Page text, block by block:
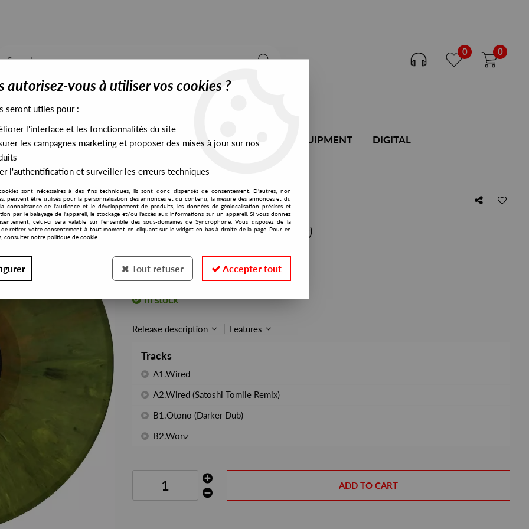
0 0
STOCK EXCLUSIVES PRESALES EXCLUSIVES DJ EQUIPMENT DIGITAL
Tomiie Remix)
Syncrophone
DJ Honesty
Wired EP (Incl.Satoshi Tomiie Remix)
15,90 €incl. taxes
SYNCRO70
In stock
Release description Features
Tracks
A1.Wired
A2.Wired (Satoshi Tomiie Remix)
B1.Otono (Darker Dub)
B2.Wonz
ADD TO CART
autorisez-vous à utiliser vos cookies ?
seront utiles pour :
l'interface et les fonctionnalités du site
les campagnes marketing et proposer des mises à jour sur nos
l'authentification et surveiller les erreurs techniques
sont nécessaires à des fins techniques, ils sont donc dispensés de consentement. D'autres, non
peuvent être utilisés pour la personnalisation des annonces et du contenu, la mesure des annonces et du
connaissance de l'audience et le développement de produits, les données de géolocalisation précises et
par le balayage de l'appareil, le stockage et/ou l'accès aux informations sur un appareil. Si vous donnez
celui-ci sera valable sur l’ensemble des sous-domaines de Syncrophone. Vous disposez de la
de retirer votre consentement à tout moment en cliquant sur le widget en bas à droite de la page. Pour en
consulter notre politique de cookie.
Tout refuser Accepter tout